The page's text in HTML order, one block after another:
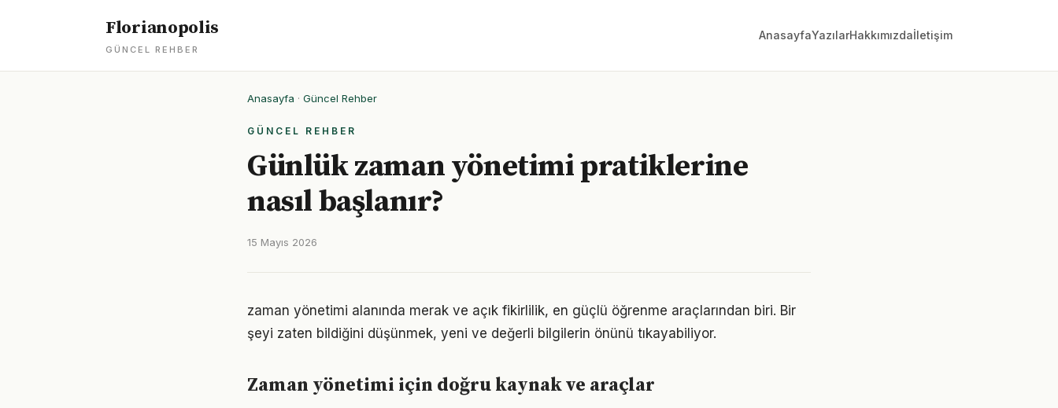
Florianopolis
GÜNCEL REHBER
AnasayfaYazılarHakkımızdaİletişim
Anasayfa · Güncel Rehber
GÜNCEL REHBER
Günlük zaman yönetimi pratiklerine
nasıl başlanır?
15 Mayıs 2026
zaman yönetimi alanında merak ve açık fikirlilik, en güçlü öğrenme araçlarından biri. Bir
şeyi zaten bildiğini düşünmek, yeni ve değerli bilgilerin önünü tıkayabiliyor.
Zaman yönetimi için doğru kaynak ve araçlar